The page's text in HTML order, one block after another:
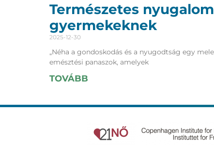
Természetes
gyermekeknek
2025-12-30
„Néha a gondoskodás és a nyugodtság egy
emésztési panaszok, amelyek
TOVÁBB